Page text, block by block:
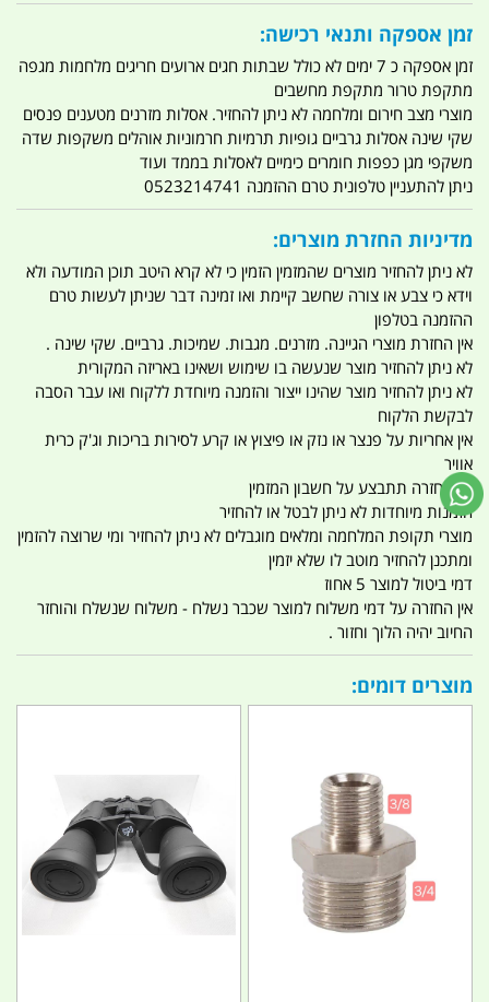
זמן אספקה ותנאי רכישה:
זמן אספקה כ 7 ימים לא כולל שבתות חגים ארועים חריגים מלחמות מגפה
מתקפת טרור מתקפת מחשבים
מוצרי מצב חירום ומלחמה לא ניתן להחזיר. אסלות מזרנים מטענים פנסים
שקי שינה אסלות גרביים גופיות תרמיות חרמוניות אוהלים משקפות שדה
משקפי מגן כפפות חומרים כימיים לאסלות בממד ועוד
ניתן להתעניין טלפונית טרם ההזמנה 0523214741
מדיניות החזרת מוצרים:
לא ניתן להחזיר מוצרים שהמזמין הזמין כי לא קרא היטב תוכן המודעה ולא
וידא כי צבע או צורה שחשב קיימת ואו זמינה דבר שניתן לעשות טרם
ההזמנה בטלפון
אין החזרת מוצרי הגיינה. מזרנים. מגבות. שמיכות. גרביים. שקי שינה .
לא ניתן להחזיר מוצר שנעשה בו שימוש ושאינו באריזה המקורית
לא ניתן להחזיר מוצר שהינו ייצור והזמנה מיוחדת ללקוח ואו עבר הסבה
לבקשת הלקוח
אין אחריות על פנצר או נזק או פיצוץ או קרע לסירות בריכות וג'ק כרית
אוויר
כל החזרה תתבצע על חשבון המזמין
הזמנות מיוחדות לא ניתן לבטל או להחזיר
מוצרי תקופת המלחמה ומלאים מוגבלים לא ניתן להחזיר ומי שרוצה להזמין
ומתכנן להחזיר מוטב לו שלא יזמין
דמי ביטול למוצר 5 אחוז
אין החזרה על דמי משלוח למוצר שכבר נשלח - משלוח שנשלח והוחזר
החיוב יהיה הלוך וחזור .
מוצרים דומים: